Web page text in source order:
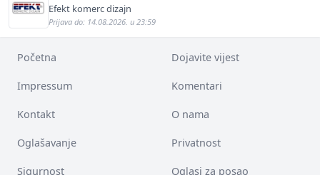
Efekt komerc dizajn
Prijava do: 14.08.2026. u 23:59
Početna Dojavite vijest
Impressum Komentari
Kontakt O nama
Oglašavanje Privatnost
Sigurnost Oglasi za posao